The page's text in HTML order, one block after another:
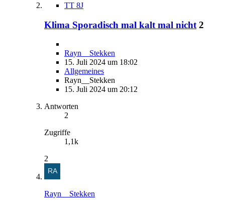
TT 8J
Klima Sporadisch mal kalt mal nicht 2
Rayn__Stekken
15. Juli 2024 um 18:02
Allgemeines
Rayn__Stekken
15. Juli 2024 um 20:12
Antworten
2
Zugriffe
1,1k
2
Rayn__Stekken